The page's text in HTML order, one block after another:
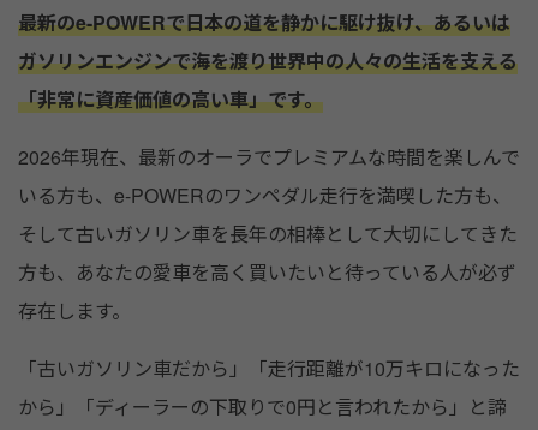
最新のe-POWERで日本の道を静かに駆け抜け、あるいは
ガソリンエンジンで海を渡り世界中の人々の生活を支える
「非常に資産価値の高い車」です。
2026年現在、最新のオーラでプレミアムな時間を楽しんで
いる方も、e-POWERのワンペダル走行を満喫した方も、
そして古いガソリン車を長年の相棒として大切にしてきた
方も、あなたの愛車を高く買いたいと待っている人が必ず
存在します。
「古いガソリン車だから」「走行距離が10万キロになった
から」「ディーラーの下取りで0円と言われたから」と諦